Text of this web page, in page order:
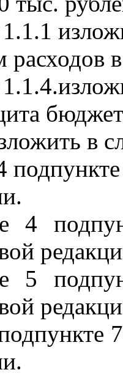
в
4
5